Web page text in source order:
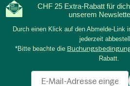
CHF 25 Extra-Rabatt für
unserem
Durch einen Klick auf den Abmelde-Link
jederzeit
*Bitte beachte die
Rabatt.